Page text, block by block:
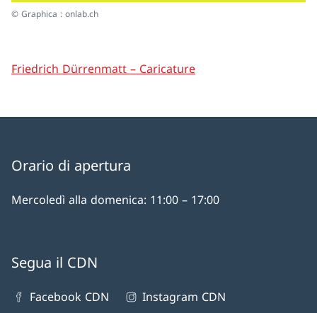
© Graphica : onlab.ch
Friedrich Dürrenmatt – Caricature
Orario di apertura
Mercoledì alla domenica: 11:00 – 17:00
Segua il CDN
Facebook CDN Instagram CDN